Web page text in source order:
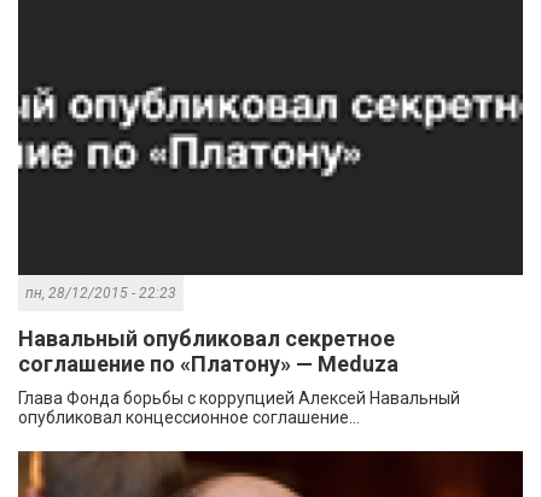
пн, 28/12/2015 - 22:23
Навальный опубликовал секретное
соглашение по «Платону» — Meduza
Глава Фонда борьбы с коррупцией Алексей Навальный
опубликовал концессионное соглашение...